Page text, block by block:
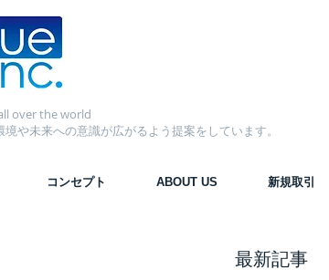
over the world
や未来への意識が広がるよう提案をしています。
コンセプト ABOUT US 新規取引
最新記事